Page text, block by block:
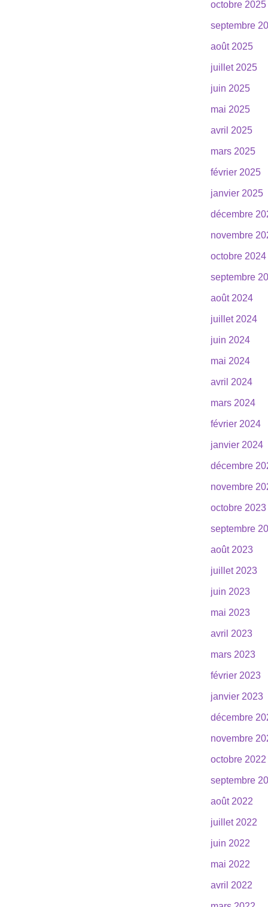
octobre 2025
septembre
août 2025
juillet 2025
juin 2025
mai 2025
avril 2025
mars 2025
février 2025
janvier 2025
décembre
novembre
octobre 2024
septembre
août 2024
juillet 2024
juin 2024
mai 2024
avril 2024
mars 2024
février 2024
janvier 2024
décembre
novembre
octobre 2023
septembre
août 2023
juillet 2023
juin 2023
mai 2023
avril 2023
mars 2023
février 2023
janvier 2023
décembre
novembre
octobre 2022
septembre
août 2022
juillet 2022
juin 2022
mai 2022
avril 2022